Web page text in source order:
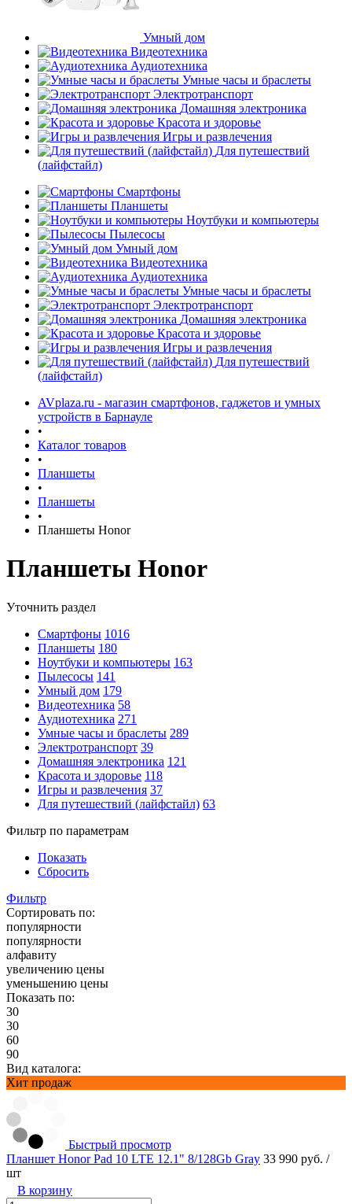
Умный дом
Видеотехника
Аудиотехника
Умные часы и браслеты
Электротранспорт
Домашняя электроника
Красота и здоровье
Игры и развлечения
Для путешествий
(лайфстайл)
Смартфоны
Планшеты
Ноутбуки и компьютеры
Пылесосы
Умный дом
Видеотехника
Аудиотехника
Умные часы и браслеты
Электротранспорт
Домашняя электроника
Красота и здоровье
Игры и развлечения
Для путешествий
(лайфстайл)
AVplaza.ru - магазин смартфонов, гаджетов и умных
устройств в Барнауле
•
Каталог товаров
•
Планшеты
•
Планшеты
•
Планшеты Honor
Планшеты Honor
Уточнить раздел
Смартфоны 1016
Планшеты 180
Ноутбуки и компьютеры 163
Пылесосы 141
Умный дом 179
Видеотехника 58
Аудиотехника 271
Умные часы и браслеты 289
Электротранспорт 39
Домашняя электроника 121
Красота и здоровье 118
Игры и развлечения 37
Для путешествий (лайфстайл) 63
Фильтр по параметрам
Показать
Сбросить
Фильтр
Сортировать по:
популярности
популярности
алфавиту
увеличению цены
уменьшению цены
Показать по:
30
30
60
90
Вид каталога:
Хит продаж
Быстрый просмотр
Планшет Honor Pad 10 LTE 12.1" 8/128Gb Gray 33 990 руб. /
шт
В корзину